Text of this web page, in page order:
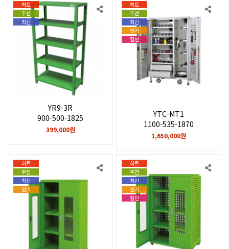
히트
추천
최신
YR9-3R
900-500-1825
399,000원
히트
추천
최신
인기
할인
YTC-MT1
1100-535-1870
1,650,000원
히트
추천
최신
인기
히트
추천
최신
인기
할인